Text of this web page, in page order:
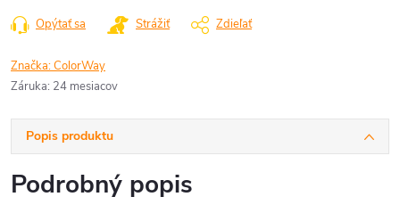
Opýtať sa Strážiť Zdieľať
Značka:ColorWay
Záruka: 24 mesiacov
Popis produktu
Podrobný popis